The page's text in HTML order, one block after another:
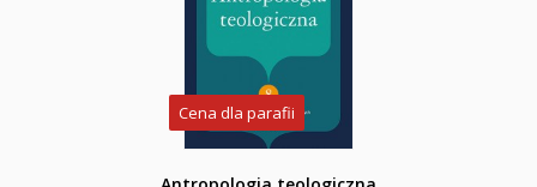
Cena dla parafii